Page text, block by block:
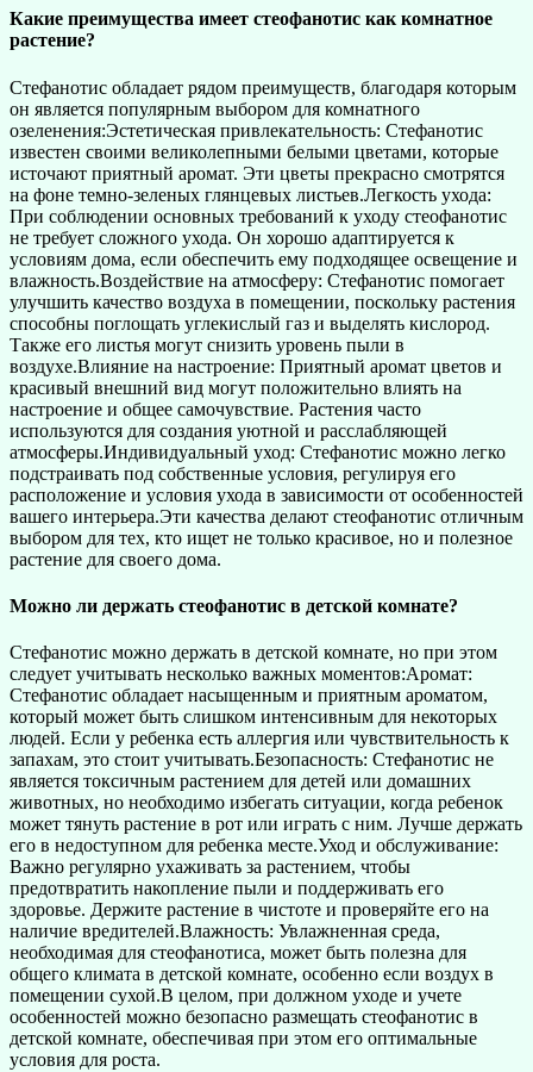
Какие преимущества имеет стеофанотис как комнатное
растение?
Стефанотис обладает рядом преимуществ, благодаря которым
он является популярным выбором для комнатного
озеленения:Эстетическая привлекательность: Стефанотис
известен своими великолепными белыми цветами, которые
источают приятный аромат. Эти цветы прекрасно смотрятся
на фоне темно-зеленых глянцевых листьев.Легкость ухода:
При соблюдении основных требований к уходу стеофанотис
не требует сложного ухода. Он хорошо адаптируется к
условиям дома, если обеспечить ему подходящее освещение и
влажность.Воздействие на атмосферу: Стефанотис помогает
улучшить качество воздуха в помещении, поскольку растения
способны поглощать углекислый газ и выделять кислород.
Также его листья могут снизить уровень пыли в
воздухе.Влияние на настроение: Приятный аромат цветов и
красивый внешний вид могут положительно влиять на
настроение и общее самочувствие. Растения часто
используются для создания уютной и расслабляющей
атмосферы.Индивидуальный уход: Стефанотис можно легко
подстраивать под собственные условия, регулируя его
расположение и условия ухода в зависимости от особенностей
вашего интерьера.Эти качества делают стеофанотис отличным
выбором для тех, кто ищет не только красивое, но и полезное
растение для своего дома.
Можно ли держать стеофанотис в детской комнате?
Стефанотис можно держать в детской комнате, но при этом
следует учитывать несколько важных моментов:Аромат:
Стефанотис обладает насыщенным и приятным ароматом,
который может быть слишком интенсивным для некоторых
людей. Если у ребенка есть аллергия или чувствительность к
запахам, это стоит учитывать.Безопасность: Стефанотис не
является токсичным растением для детей или домашних
животных, но необходимо избегать ситуации, когда ребенок
может тянуть растение в рот или играть с ним. Лучше держать
его в недоступном для ребенка месте.Уход и обслуживание:
Важно регулярно ухаживать за растением, чтобы
предотвратить накопление пыли и поддерживать его
здоровье. Держите растение в чистоте и проверяйте его на
наличие вредителей.Влажность: Увлажненная среда,
необходимая для стеофанотиса, может быть полезна для
общего климата в детской комнате, особенно если воздух в
помещении сухой.В целом, при должном уходе и учете
особенностей можно безопасно размещать стеофанотис в
детской комнате, обеспечивая при этом его оптимальные
условия для роста.